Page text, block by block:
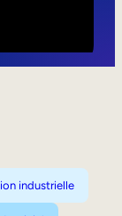
industrielle